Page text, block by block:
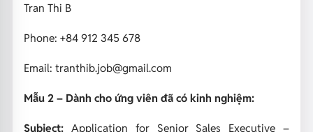
Tran Thi B
Phone: +84 912 345 678
Email: tranthib.job@gmail.com
Mẫu 2 – Dành cho ứng viên đã có kinh nghiệm:
Subject:Application for Senior Sales Executive –